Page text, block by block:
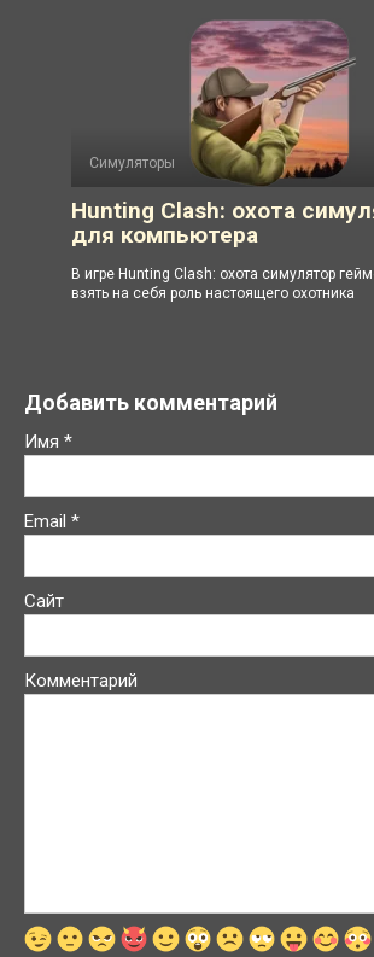
Симуляторы
Hunting Clash: охота
для компьютера
В игре Hunting Clash: охота симулятор
взять на себя роль настоящего охотника
Добавить комментарий
Имя *
Email *
Сайт
Комментарий